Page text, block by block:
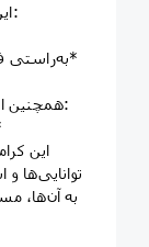
این اعتماد را فراهم می‌سازد. خداوند می‌فرماید:
«به‌راستی فرزندان آدم را گرامی داشتیم.» *(اسراء: ۷۰)*
همچنین انسان را جانشین خود در زمین معرفی می‌کند:
*﴿إِنِّي
این
توانایی‌ها و
به آن‌ها،